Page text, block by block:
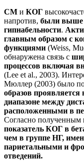
СМ и КОГ
напротив, были выше
гипнабельности.
главным образом с
функциями (Weiss,
обнаружена связь с
процессов включая
(Lee et al., 2003).
Мюллер (2003) было
образов проявляется
диапазоне между
расположенными в
Согласно полученным
показатель КОГ в
чем в группе НГ,
париетальными и
отведений.